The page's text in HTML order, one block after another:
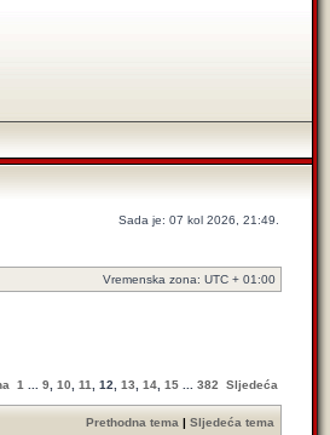
Sada je: 07 kol 2026, 21:49.
Vremenska zona: UTC + 01:00
1 9 10 11 12 13 14 15 382 Sljedeća
Prethodna tema | Sljedeća tema